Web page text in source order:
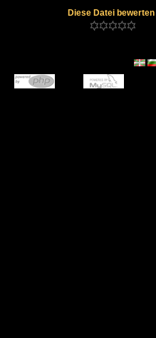
Diese Datei bewerten